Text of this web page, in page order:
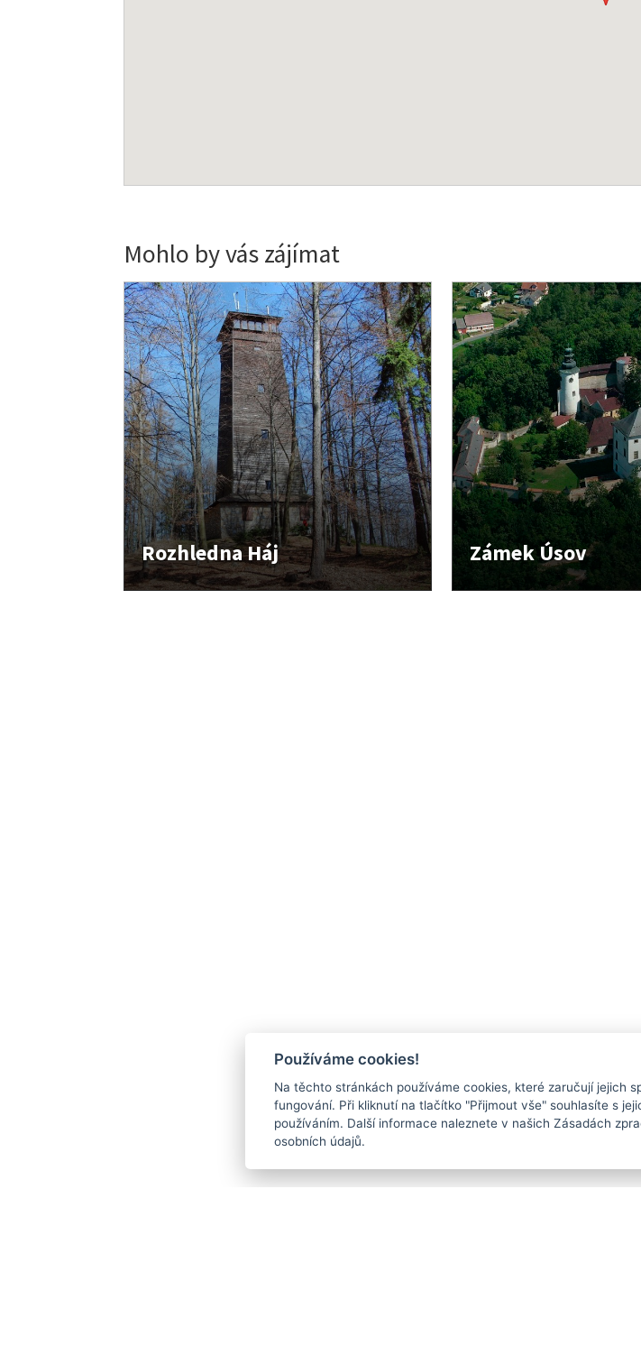
Mohlo by vás zájímat
Rozhledna Háj Zámek Úsov
Používáme cookies!
Na těchto stránkách používáme cookies, které zaručují jejich
fungování. Při kliknutí na tlačítko "Přijmout vše" souhlasíte s
používáním. Další informace naleznete v našich Zásadách
osobních údajů.